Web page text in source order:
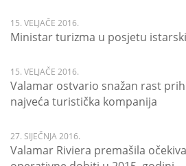
15. VELJAČE 2016.
Ministar turizma u posjetu
15. VELJAČE 2016.
Valamar ostvario snažan rast
najveća turistička kompanija
27. SIJEČNJA 2016.
Valamar Riviera premašila